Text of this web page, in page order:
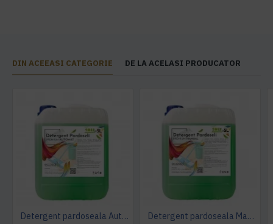
DIN ACEEASI CATEGORIE DE LA ACELASI PRODUCATOR
Detergent pardoseala Automat premium AQAS Detergent pardoseala Manual premium 5L Canistra AQAS